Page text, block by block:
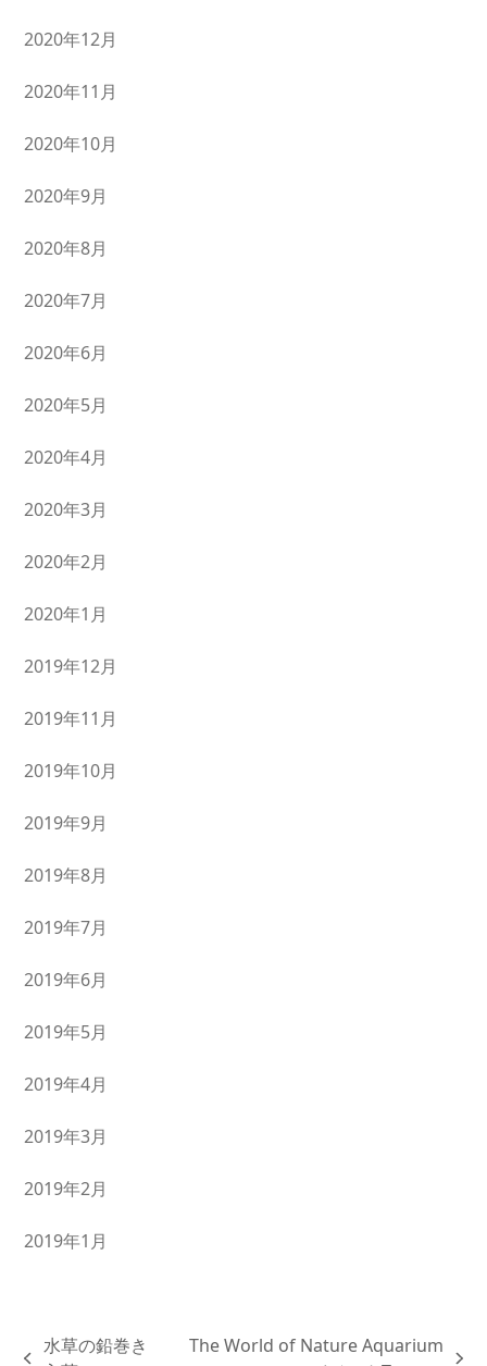
2020年12月
2020年11月
2020年10月
2020年9月
2020年8月
2020年7月
2020年6月
2020年5月
2020年4月
2020年3月
2020年2月
2020年1月
2019年12月
2019年11月
2019年10月
2019年9月
2019年8月
2019年7月
2019年6月
2019年5月
2019年4月
2019年3月
2019年2月
2019年1月
水草の鉛巻き
The World of Nature Aquarium